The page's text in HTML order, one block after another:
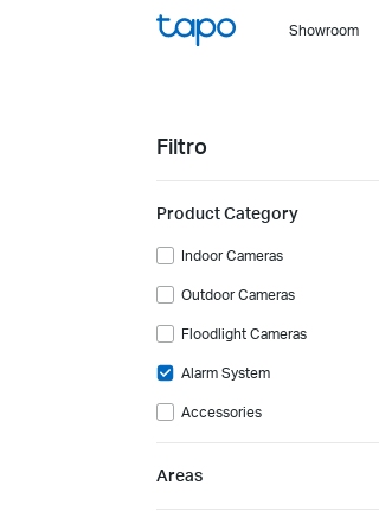
Showroom
Filtro
Product Category
Indoor Cameras
Outdoor Cameras
Floodlight Cameras
Alarm System
Accessories
Areas